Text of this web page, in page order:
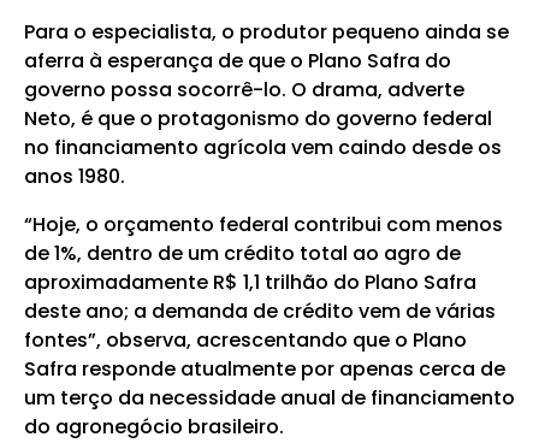
Para o especialista, o produtor pequeno ainda se
aferra à esperança de que o Plano Safra do
governo possa socorrê-lo. O drama, adverte
Neto, é que o protagonismo do governo federal
no financiamento agrícola vem caindo desde os
anos 1980.
“Hoje, o orçamento federal contribui com menos
de 1%, dentro de um crédito total ao agro de
aproximadamente R$ 1,1 trilhão do Plano Safra
deste ano; a demanda de crédito vem de várias
fontes”, observa, acrescentando que o Plano
Safra responde atualmente por apenas cerca de
um terço da necessidade anual de financiamento
do agronegócio brasileiro.